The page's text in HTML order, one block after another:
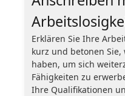
Erklären Sie Ihre
kurz und betonen
haben, um sich
Fähigkeiten zu
Ihre Qualifikationen